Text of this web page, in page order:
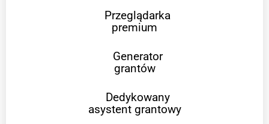
Przeglądarka
premium
Generator
grantów
Dedykowany
asystent grantowy